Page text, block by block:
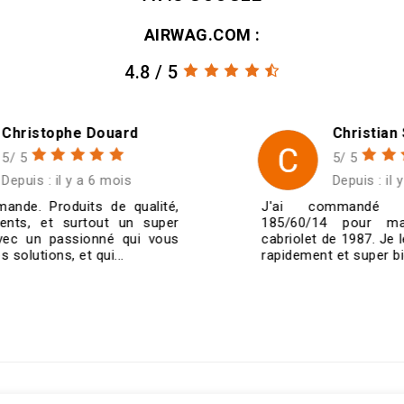
AIRWAG.COM :
4.8 / 5
Christian SCHMITT
Depuis : il y a 6 mois
J'ai commandé quatre jantes
185/60/14 pour ma VW Golf 1
cabriolet de 1987. Je les ai reçues très
rapidement et super bien emballées....